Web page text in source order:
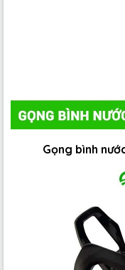
Gọng bình